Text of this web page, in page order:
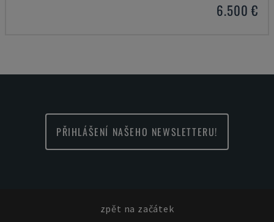
6.500 €
PŘIHLÁŠENÍ NAŠEHO NEWSLETTERU!
zpět na začátek